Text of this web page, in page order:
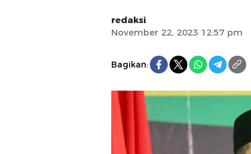
redaksi
November 22, 2023 12:57 pm
Bagikan: